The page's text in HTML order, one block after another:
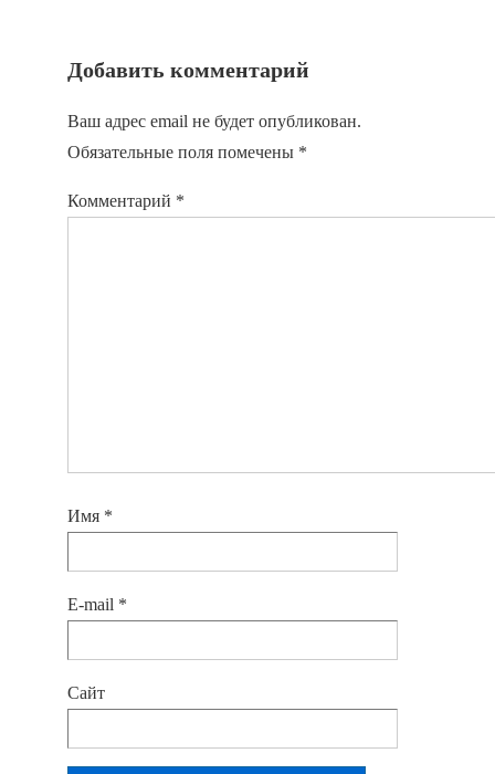
Добавить комментарий
Ваш адрес email не будет опубликован.
Обязательные поля помечены *
Комментарий *
Имя *
E-mail *
Сайт